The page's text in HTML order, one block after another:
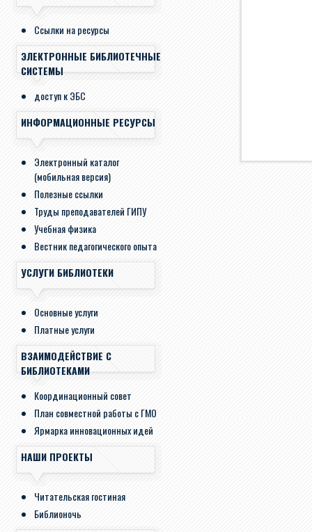
Ссылки на ресурсы
ЭЛЕКТРОННЫЕ БИБЛИОТЕЧНЫЕ
СИСТЕМЫ
доступ к ЭБС
ИНФОРМАЦИОННЫЕ РЕСУРСЫ
Электронный каталог
(мобильная версия)
Полезные ссылки
Труды преподавателей ГИПУ
Учебная физика
Вестник педагогического опыта
УСЛУГИ БИБЛИОТЕКИ
Основные услуги
Платные услуги
ВЗАИМОДЕЙСТВИЕ С
БИБЛИОТЕКАМИ
Координационный совет
План совместной работы с ГМО
Ярмарка инновационных идей
НАШИ ПРОЕКТЫ
Читательская гостиная
Библионочь